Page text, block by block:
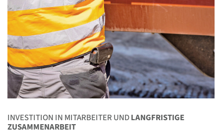
INVESTITION IN MITARBEITER UNDLANGFRISTIGE
ZUSAMMENARBEIT